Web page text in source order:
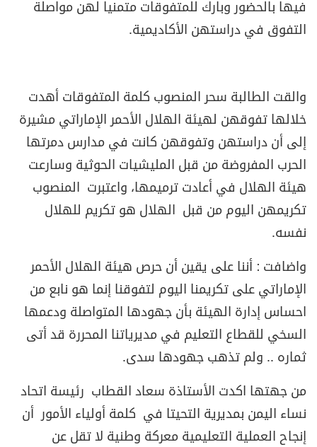
فيها بالحضور وبارك للمتفوقات متمنيا لهن مواصلة
التفوق في دراستهن الأكاديمية.
والقت الطالبة سحر المنصوب كلمة المتفوقات أهدت
خلالها تفوقهن لهيئة الهلال الأحمر الإماراتي مشيرة
إلى أن دراستهن وتفوقهن كانت في مدارس دمرتها
الحرب المفروضة من قبل المليشيات الحوثية وسارعت
هيئة الهلال في أعادت ترميمها، واعتبرت المنصوب
تكريمهن اليوم من قبل الهلال هو تكريم للهلال
نفسه.
واضافت : أننا على يقين أن حرص هيئة الهلال الأحمر
الإماراتي على تكريمنا اليوم لتفوقنا إنما هو نابع من
احساس إدارة الهيئة بأن جهودها المتواصلة ودعمها
السخي للقطاع التعليم في مديرياتنا المحررة قد أتى
ثماره .. ولم تذهب جهودها سدى.
من جهتها اكدت الأستاذة سعاد القطاب رئيسة اتحاد
نساء اليمن بمديرية التحيتا في كلمة أولياء الأمور أن
إنجاح العملية التعليمية معركة وطنية لا تقل عن